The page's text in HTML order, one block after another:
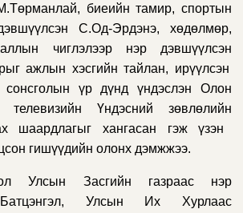
биеийн тамир, спортын
С.Од-Эрдэнэ, хөдөлмөр,
чиглэлээр нэр дэвшүүлсэн
ажлын хэсгийн тайлан, ирүүлсэн
үр дүнд үндэслэн Олон
Үндэсний зөвлөлийн
шаардлагыг хангасан гэж үзэн
гишүүдийн олонх дэмжжээ.
Улсын Засгийн газрааснэр
Улсын Их Хурлаас